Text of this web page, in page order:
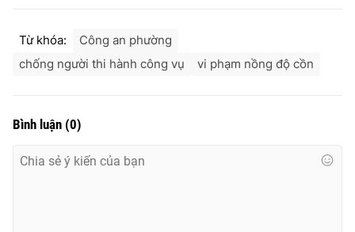
Từ khóa:
Công an phường
chống người thi hành công vụ
vi phạm nồng độ cồn
Bình luận (0)